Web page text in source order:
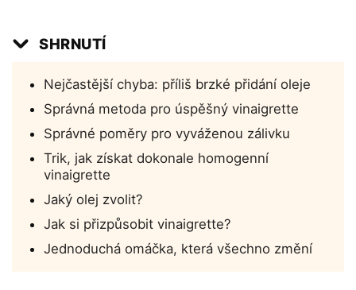
SHRNUTÍ
Nejčastější chyba: příliš brzké přidání oleje
Správná metoda pro úspěšný vinaigrette
Správné poměry pro vyváženou zálivku
Trik, jak získat dokonale homogenní
vinaigrette
Jaký olej zvolit?
Jak si přizpůsobit vinaigrette?
Jednoduchá omáčka, která všechno změní